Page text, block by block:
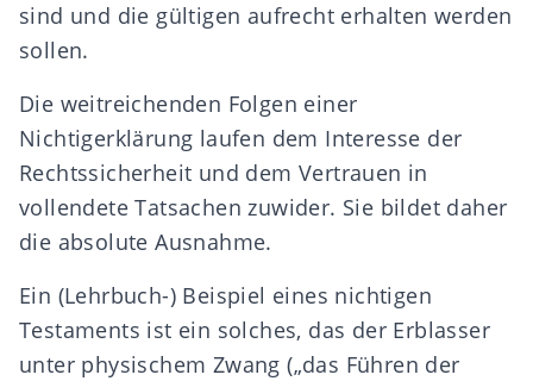
sind und die gültigen aufrecht erhalten werden
sollen.
Die weitreichenden Folgen einer
Nichtigerklärung laufen dem Interesse der
Rechtssicherheit und dem Vertrauen in
vollendete Tatsachen zuwider. Sie bildet daher
die absolute Ausnahme.
Ein (Lehrbuch-) Beispiel eines nichtigen
Testaments ist ein solches, das der Erblasser
unter physischem Zwang („das Führen der